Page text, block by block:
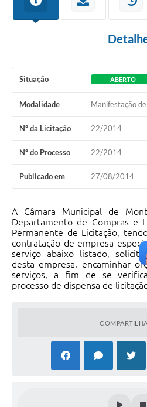
Situação ABERTO
Modalidade Manifestação
Nº da Licitação 22/2014
Nº do Processo 22/2014
Publicado em 27/08/2014
A Câmara Municipal de
Departamento de Compras e
Permanente de Licitação,
contratação de empresa
serviço abaixo listado,
desta empresa, encaminhar
serviços, a fim de se
processo de dispensa de